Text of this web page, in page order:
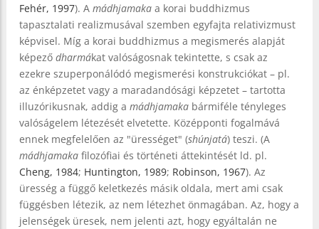
Fehér, 1997). A mádhjamaka a korai buddhizmus
tapasztalati realizmusával szemben egyfajta relativizmust
képvisel. Míg a korai buddhizmus a megismerés alapját
képező dharmákat valóságosnak tekintette, s csak az
ezekre szuperponálódó megismerési konstrukciókat – pl.
az énképzetet vagy a maradandósági képzetet – tartotta
illuzórikusnak, addig a mádhjamaka bármiféle tényleges
valóságelem létezését elvetette. Középponti fogalmává
ennek megfelelően az "ürességet" (shúnjatá) teszi. (A
mádhjamaka filozófiai és történeti áttekintését ld. pl.
Cheng, 1984; Huntington, 1989; Robinson, 1967). Az
üresség a függő keletkezés másik oldala, mert ami csak
függésben létezik, az nem létezhet önmagában. Az, hogy a
jelenségek üresek, nem jelenti azt, hogy egyáltalán ne